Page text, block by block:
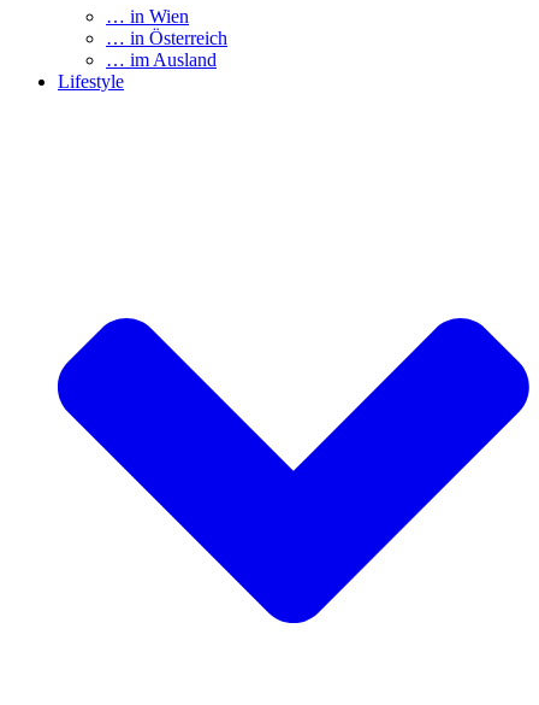
… in Wien
… in Österreich
… im Ausland
Lifestyle